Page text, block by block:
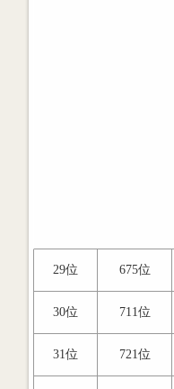
29位 675位
30位 711位
31位 721位